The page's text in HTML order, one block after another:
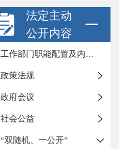
法定主动
公开内容
工作部门职能配置及内设机构
政策法规
政府会议
社会公益
“双随机、一公开”